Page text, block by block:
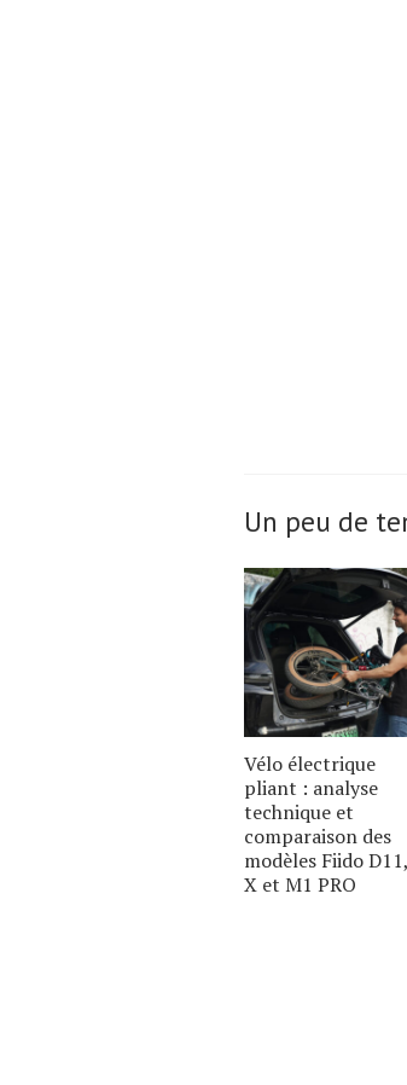
Un peu de
Vélo électrique
pliant : analyse
technique et
comparaison des
modèles Fiido D11,
X et M1 PRO